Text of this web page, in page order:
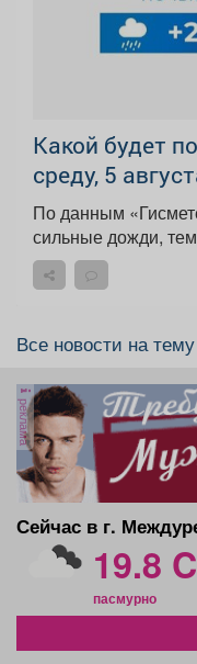
Какой будет
среду, 5
По данным «Гисметео», будет облачно,
Все новости на
реклама
Сейчас в г.
19.8 C
пасмурно